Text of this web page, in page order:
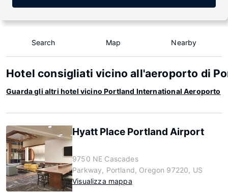
Search Map Nearby
Hotel consigliati vicino all'aeroporto di
Guarda gli altri hotel vicino Portland International Aeroporto
Hyatt Place Portland Airport
9750 NE Cascades
Parkway, Portland, Oregon 97220, US
Visualizza mappa